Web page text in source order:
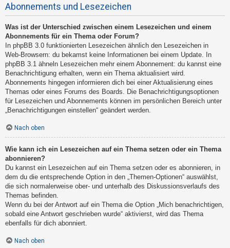
Abonnements und Lesezeichen
Was ist der Unterschied zwischen einem Lesezeichen und einem
Abonnements für ein Thema oder Forum?
In phpBB 3.0 funktionierten Lesezeichen ähnlich den Lesezeichen in
Web-Browsern: du bekamst keine Informationen bei einem Update. In
phpBB 3.1 ähneln Lesezeichen mehr einem Abonnement: du kannst eine
Benachrichtigung erhalten, wenn ein Thema aktualisiert wird.
Abonnements hingegen informieren dich bei einer Aktualisierung eines
Themas oder eines Forums des Boards. Die Benachrichtigungsoptionen
für Lesezeichen und Abonnements können im persönlichen Bereich unter
„Benachrichtigungen einstellen“ geändert werden.
Nach oben
Wie kann ich ein Lesezeichen auf ein Thema setzen oder ein Thema
abonnieren?
Du kannst ein Lesezeichen auf ein Thema setzen oder es abonnieren, in
dem du die entsprechende Option in den „Themen-Optionen“ auswählst,
die sich normalerweise ober- und unterhalb des Diskussionsverlaufs des
Themas befinden.
Wenn du bei der Antwort auf ein Thema die Option „Mich benachrichtigen,
sobald eine Antwort geschrieben wurde“ aktivierst, wird das Thema
ebenfalls für dich abonniert.
Nach oben